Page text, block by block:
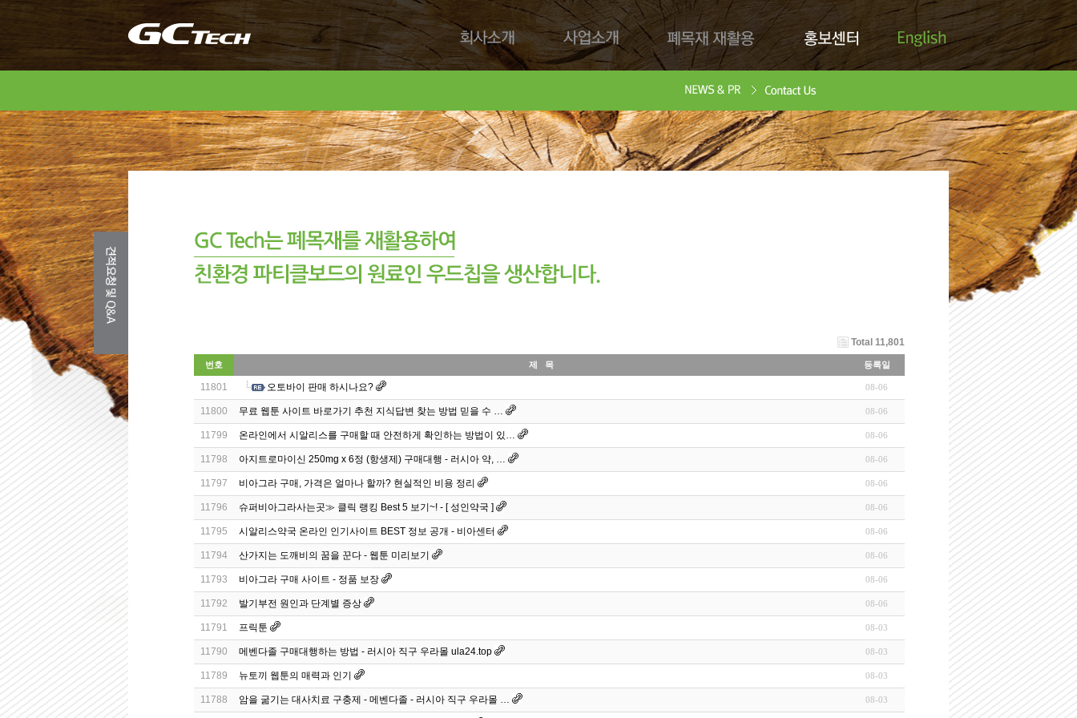
회사소개 사업소개 폐목재 재활용 홍보센터
Download
English
Total 11,801
번호 제 목 등록일
11801 오토바이 판매 하시나요? 08-06
11800 무료 웹툰 사이트 바로가기 추천 지식답변 찾는 방법 믿을 수 … 08-06
11799 온라인에서 시알리스를 구매할 때 안전하게 확인하는 방법이 있… 08-06
11798 아지트로마이신 250mg x 6정 (항생제) 구매대행 - 러시아 약, … 08-06
11797 비아그라 구매, 가격은 얼마나 할까? 현실적인 비용 정리 08-06
11796 슈퍼비아그라사는곳≫ 클릭 랭킹 Best 5 보기~! - [ 성인약국 ] 08-06
11795 시알리스약국 온라인 인기사이트 BEST 정보 공개 - 비아센터 08-06
11794 산가지는 도깨비의 꿈을 꾼다 - 웹툰 미리보기 08-06
11793 비아그라 구매 사이트 - 정품 보장 08-06
11792 발기부전 원인과 단계별 증상 08-06
11791 프릭툰 08-03
11790 메벤다졸 구매대행하는 방법 - 러시아 직구 우라몰 ula24.top 08-03
11789 뉴토끼 웹툰의 매력과 인기 08-03
11788 암을 굶기는 대사치료 구충제 - 메벤다졸 - 러시아 직구 우라몰 … 08-03